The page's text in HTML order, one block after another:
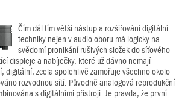
Čím dál tím větší nástup a rozšiřování digitální
techniky nejen v audio oboru má logicky na
svědomí pronikání rušivých složek do síťového
displeje a nabíječky, které už dávno nemají
digitální, zcela spolehlivě zamořuje všechno okolo
rozvodnou sítí. Původně analogová reprodukční
s digitálními přístroji. Je pravda, že první